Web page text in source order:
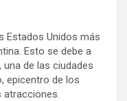
Estados Unidos más
Esto se debe a
de las ciudades
epicentro de los
atracciones.